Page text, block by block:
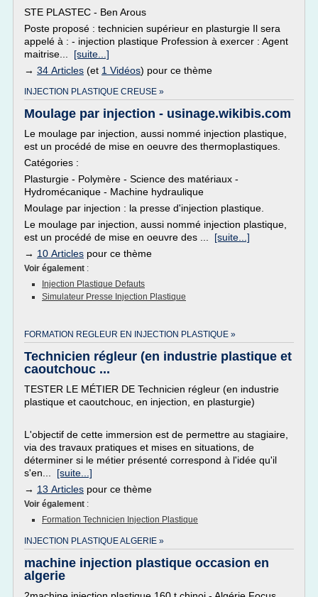
STE PLASTEC - Ben Arous
Poste proposé : technicien supérieur en plasturgie Il sera
appelé à : - injection plastique Profession à exercer : Agent
maitrise... [suite...]
→ 34 Articles (et 1 Vidéos) pour ce thème
INJECTION PLASTIQUE CREUSE »
Moulage par injection - usinage.wikibis.com
Le moulage par injection, aussi nommé injection plastique,
est un procédé de mise en oeuvre des thermoplastiques.
Catégories :
Plasturgie - Polymère - Science des matériaux -
Hydromécanique - Machine hydraulique
Moulage par injection : la presse d'injection plastique.
Le moulage par injection, aussi nommé injection plastique,
est un procédé de mise en oeuvre des ... [suite...]
→ 10 Articles pour ce thème
Voir également :
Injection Plastique Defauts
Simulateur Presse Injection Plastique
FORMATION REGLEUR EN INJECTION PLASTIQUE »
Technicien régleur (en industrie plastique et
caoutchouc ...
TESTER LE MÉTIER DE Technicien régleur (en industrie
plastique et caoutchouc, en injection, en plasturgie)
L'objectif de cette immersion est de permettre au stagiaire,
via des travaux pratiques et mises en situations, de
déterminer si le métier présenté correspond à l'idée qu'il
s'en... [suite...]
→ 13 Articles pour ce thème
Voir également :
Formation Technicien Injection Plastique
INJECTION PLASTIQUE ALGERIE »
machine injection plastique occasion en
algerie